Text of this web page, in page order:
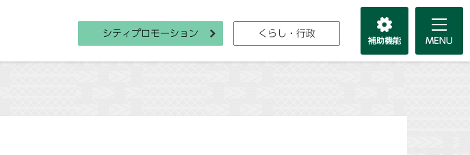
シティプロモーション くらし・行政